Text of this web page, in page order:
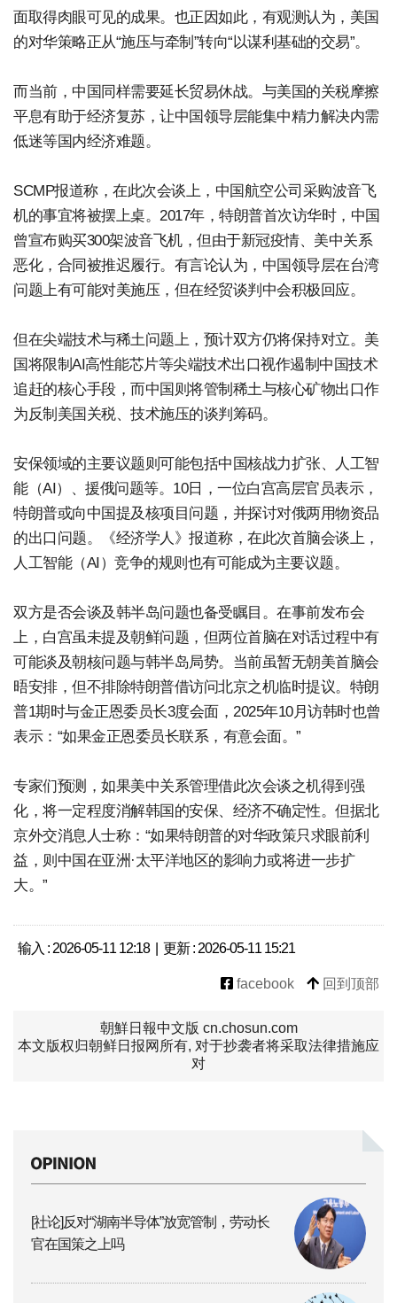
面取得肉眼可见的成果。也正因如此，有观测认为，美国
的对华策略正从“施压与牵制”转向“以谋利基础的交易”。
而当前，中国同样需要延长贸易休战。与美国的关税摩擦
平息有助于经济复苏，让中国领导层能集中精力解决内需
低迷等国内经济难题。
SCMP报道称，在此次会谈上，中国航空公司采购波音飞
机的事宜将被摆上桌。2017年，特朗普首次访华时，中国
曾宣布购买300架波音飞机，但由于新冠疫情、美中关系
恶化，合同被推迟履行。有言论认为，中国领导层在台湾
问题上有可能对美施压，但在经贸谈判中会积极回应。
但在尖端技术与稀土问题上，预计双方仍将保持对立。美
国将限制AI高性能芯片等尖端技术出口视作遏制中国技术
追赶的核心手段，而中国则将管制稀土与核心矿物出口作
为反制美国关税、技术施压的谈判筹码。
安保领域的主要议题则可能包括中国核战力扩张、人工智
能（AI）、援俄问题等。10日，一位白宫高层官员表示，
特朗普或向中国提及核项目问题，并探讨对俄两用物资品
的出口问题。《经济学人》报道称，在此次首脑会谈上，
人工智能（AI）竞争的规则也有可能成为主要议题。
双方是否会谈及韩半岛问题也备受瞩目。在事前发布会
上，白宫虽未提及朝鲜问题，但两位首脑在对话过程中有
可能谈及朝核问题与韩半岛局势。当前虽暂无朝美首脑会
晤安排，但不排除特朗普借访问北京之机临时提议。特朗
普1期时与金正恩委员长3度会面，2025年10月访韩时也曾
表示：“如果金正恩委员长联系，有意会面。”
专家们预测，如果美中关系管理借此次会谈之机得到强
化，将一定程度消解韩国的安保、经济不确定性。但据北
京外交消息人士称：“如果特朗普的对华政策只求眼前利
益，则中国在亚洲·太平洋地区的影响力或将进一步扩
大。”
输入 : 2026-05-11 12:18 | 更新 : 2026-05-11 15:21
facebook 回到顶部
朝鮮日報中文版 cn.chosun.com
本文版权归朝鲜日报网所有, 对于抄袭者将采取法律措施应
对
[社论]反对“湖南半导体”放宽管制，劳动长
官在国策之上吗